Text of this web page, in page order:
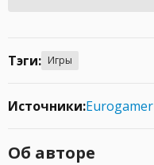
Тэги: Игры
Источники:Eurogamer
Об авторе